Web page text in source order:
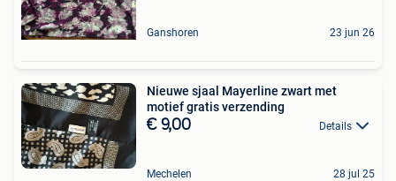
Ganshoren 23 jun 26
Nieuwe sjaal Mayerline zwart met
motief gratis verzending
€ 9,00 Details
Mechelen 28 jul 25